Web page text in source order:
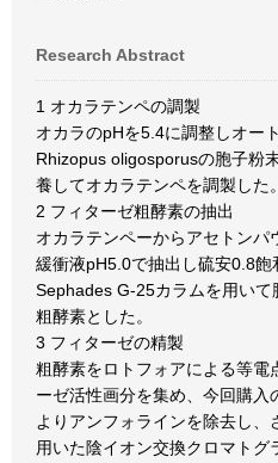
Research Abstract
1 オカラテンペの調製
オカラのpHを5.4に調整しオー
Rhizopus oligosporusの胞子粉
養してオカラテンペを調製した。
2 フィターゼ粗酵素の抽出
オカラテンペーからアセトンパ
緩衝液pH5.0で抽出し硫安0.8
Sephades G-25カラムを用いて
粗酵素とした。
3 フィターゼの精製
粗酵素をロトフォアによる等電
ーゼ活性画分を集め、今回購入
よりアンフォラインを除去し、
用いた陰イオン交換クロマトグ